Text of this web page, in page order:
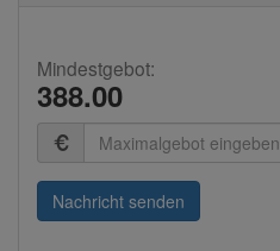
Mindestgebot:
388.00
Summe
(in
Euro)
Nachricht senden